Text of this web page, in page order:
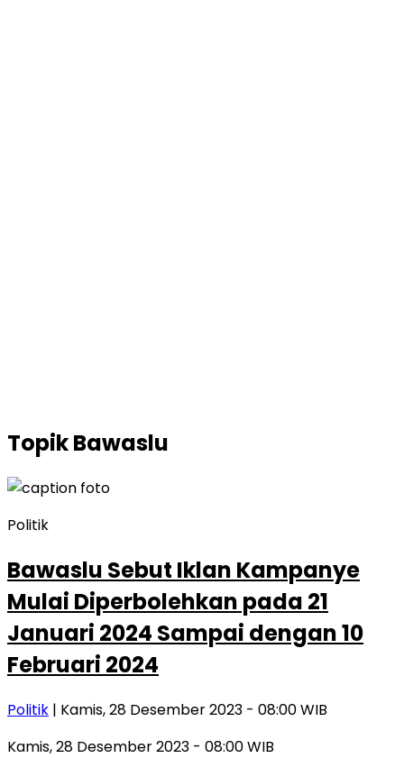
TopikBawaslu
Politik
Bawaslu Sebut Iklan Kampanye
Mulai Diperbolehkan pada 21
Januari 2024 Sampai dengan 10
Februari 2024
Politik | Kamis, 28 Desember 2023 - 08:00 WIB
Kamis, 28 Desember 2023 - 08:00 WIB